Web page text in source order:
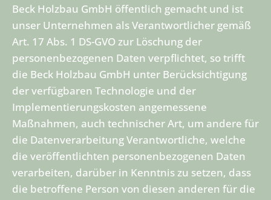
Beck Holzbau GmbH öffentlich gemacht und ist
unser Unternehmen als Verantwortlicher gemäß
Art. 17 Abs. 1 DS-GVO zur Löschung der
personenbezogenen Daten verpflichtet, so trifft
die Beck Holzbau GmbH unter Berücksichtigung
der verfügbaren Technologie und der
Implementierungskosten angemessene
Maßnahmen, auch technischer Art, um andere für
die Datenverarbeitung Verantwortliche, welche
die veröffentlichten personenbezogenen Daten
verarbeiten, darüber in Kenntnis zu setzen, dass
die betroffene Person von diesen anderen für die